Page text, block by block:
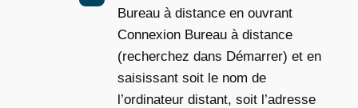
Bureau à distance en ouvrant
Connexion Bureau à distance
(recherchez dans Démarrer) et en
saisissant soit le nom de
l’ordinateur distant, soit l’adresse